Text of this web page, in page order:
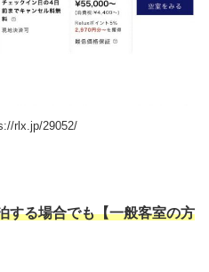
rlx.jp/29052/
する場合でも【一般客室の方